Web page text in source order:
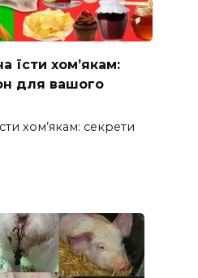
їсти хом’якам:
для вашого
хом’якам: секрети